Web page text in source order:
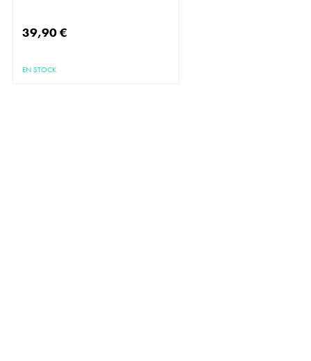
39,90 €
EN STOCK